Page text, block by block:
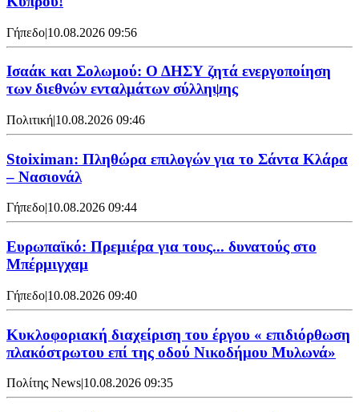
Γήπεδο|10.08.2026 09:56
Ισαάκ και Σολωμού: Ο ΔΗΣΥ ζητά ενεργοποίηση
των διεθνών ενταλμάτων σύλληψης
Πολιτική|10.08.2026 09:46
Stoiximan: Πληθώρα επιλογών για το Σάντα Κλάρα
– Νασιονάλ
Γήπεδο|10.08.2026 09:44
Ευρωπαϊκό: Πρεμιέρα για τους... δυνατούς στο
Μπέρμιγχαμ
Γήπεδο|10.08.2026 09:40
Κυκλοφοριακή διαχείριση του έργου « επιδιόρθωση
πλακόστρωτου επί της οδού Νικοδήμου Μυλωνά»
Πολίτης News|10.08.2026 09:35